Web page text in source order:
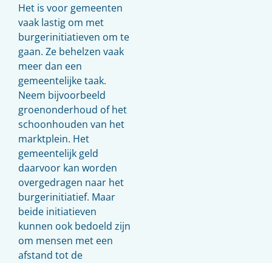
Het is voor gemeenten
vaak lastig om met
burgerinitiatieven om te
gaan. Ze behelzen vaak
meer dan een
gemeentelijke taak.
Neem bijvoorbeeld
groenonderhoud of het
schoonhouden van het
marktplein. Het
gemeentelijk geld
daarvoor kan worden
overgedragen naar het
burgerinitiatief. Maar
beide initiatieven
kunnen ook bedoeld zijn
om mensen met een
afstand tot de